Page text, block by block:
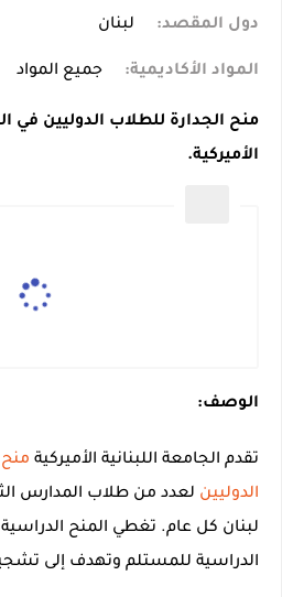
دول المقصد: لبنان
المواد الأكاديمية: جميع المواد
منح الجدارة للطلاب الدوليين في
الأميركية.
الوصف:
تقدم الجامعة اللبنانية الأميركية منح
الدوليين لعدد من طلاب المدارس
الدراسية للمستلم وتهدف إلى